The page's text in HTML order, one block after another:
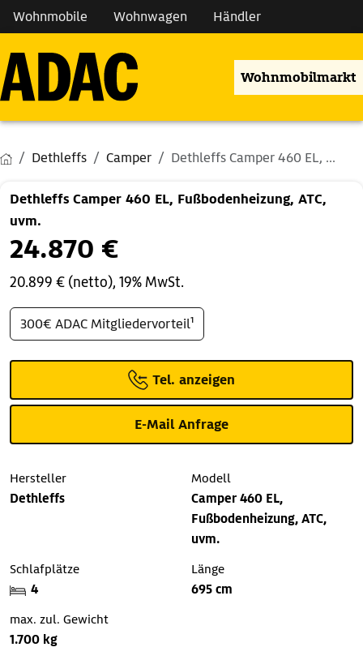
Wohnmobile Wohnwagen Händler
Wohnmobilmarkt
Dethleffs Camper Dethleffs Camper 460 EL, ...
Dethleffs Camper 460 EL, Fußbodenheizung, ATC,
uvm.
24.870 €
20.899 € (netto), 19% MwSt.
300€ ADAC Mitgliedervorteil¹
Tel. anzeigen
E-Mail Anfrage
Hersteller
Dethleffs
Modell
Camper 460 EL,
Fußbodenheizung, ATC,
uvm.
Schlafplätze
4
Länge
695 cm
max. zul. Gewicht
1.700 kg